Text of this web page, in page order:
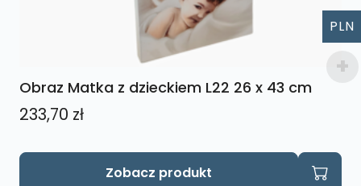
Obraz Matka z dzieckiem L22 26 x 43 cm
233,70 zł
Zobacz produkt
PLN